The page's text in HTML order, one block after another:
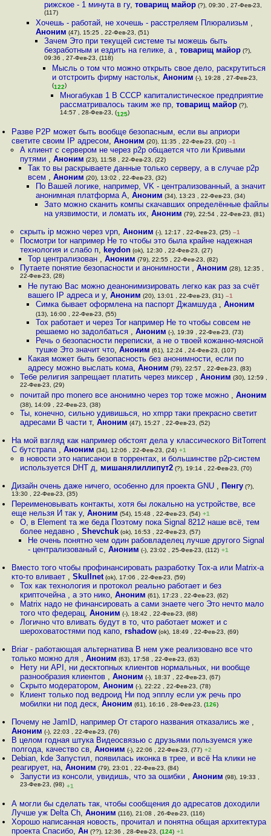
рижское - 1 минута в гу, товарищ майор(?), 09:30 , 27-Фев-23,
(117)
Хочешь - работай, не хочешь - расстреляем Плюрализьм ,
Аноним (47), 15:25 , 22-Фев-23, (51)
Зачем Это при текущей системе ты можешь быть
безработным и ездить на гелике, а , товарищ майор(?),
09:36 , 27-Фев-23, (118)
Мысль о том что можно открыть свое дело, раскрутиться
и отстроить фирму настольк, Аноним (-), 19:28 , 27-Фев-23,
(122)
Многабукав 1 В СССР капиталистическое предприятие
рассматривалось таким же пр,товарищ майор (?),
14:57 , 28-Фев-23, (125)
Разве P2P может быть вообще безопасным, если вы априори
светите своим IP адресом,Аноним (20), 11:35 , 22-Фев-23, (20) –1
А клиент с сервером не через p2p общается что ли Кривыми
путями , Аноним (23), 11:58 , 22-Фев-23, (22)
Так то вы раскрываете данные только серверу, а в случае p2p
всем , Аноним (20), 13:02 , 22-Фев-23, (32)
По Вашей логике, например, VK - централизованный, а значит
анонимная платформа А,Аноним (34), 13:23 , 22-Фев-23, (34)
Зато можно сканить компы скачавших определённые файлы
на уязвимости, и ломать их, Аноним (79), 22:54 , 22-Фев-23, (81)
скрыть ip можно через vpn, Аноним (-), 12:17 , 22-Фев-23, (25) –1
Посмотри tor например Не то чтобы это была крайне надежная
технология и слабо п, keydon(ok), 12:30 , 22-Фев-23, (27)
Тор централизован , Аноним (79), 22:55 , 22-Фев-23, (82)
Путаете понятие безопасности и анонимности , Аноним (28), 12:35 ,
22-Фев-23, (28)
Не путаю Вас можно деанонимизировать легко как раз за счёт
вашего IP адреса и у, Аноним (20), 13:01 , 22-Фев-23, (31) –1
Симка бывает оформлена на паспорт Джамшуда ,Аноним
(13), 16:00 , 22-Фев-23, (55)
Tox работает и через Tor например Не то чтобы совсем не
решаемо но задолбаться ,Аноним (-), 19:39 , 22-Фев-23, (73)
Речь о безопасности переписки, а не о твоей кожанно-мясной
тушке Это значит что,Аноним (61), 12:24 , 24-Фев-23, (107)
Какая может быть безопасность без анонимности, если по
адресу можно выслать кома, Аноним (79), 22:57 , 22-Фев-23, (83)
Тебе религия запрещает платить через миксер , Аноним (30), 12:59 ,
22-Фев-23, (29)
почитай про monero все анонимно через тор тоже можно , Аноним
(38), 14:09 , 22-Фев-23, (38)
Ты, конечно, сильно удивишься, но xmpp таки прекрасно светит
адресами В части т, Аноним (47), 15:27 , 22-Фев-23, (52)
На мой взгляд как например обстоят дела у классического BitTorrent
С бутстрапа ,Аноним (34), 12:06 , 22-Фев-23, (24) +1
в новости это написанои в торрентах, и большинстве p2p-систем
используется DHT д, мишанялиллипут2(?), 19:14 , 22-Фев-23, (70)
Дизайн очень даже ничего, особенно для проекта GNU , Пенгу (?),
13:30 , 22-Фев-23, (35)
Переименовывать контакты, хотя бы локально на устройстве, все
еще нельзя И так у,Аноним (54), 15:48 , 22-Фев-23, (54) +1
О, в Element та же беда Поэтому пока Signal 8212 наше всё, тем
более недавно , Shevchuk(ok), 16:53 , 22-Фев-23, (57)
Не очень понятно чем один рабовладелец лучше другого Signal
- централизованый с, Аноним (-), 23:02 , 25-Фев-23, (112) +1
Вместо того чтобы профинансировать разработку Tox-а или Matrix-а
кто-то вливает ,Skullnet (ok), 17:06 , 22-Фев-23, (59)
Tox как технология и протокол реально работает и без
крипточейна , а это нико, Аноним (61), 17:23 , 22-Фев-23, (62)
Matrix надо не финансировать а сами знаете чего Это нечто мало
того что федерац, Аноним (-), 18:42 , 22-Фев-23, (68)
Логично что вливать будут в то, что работает может и с
шероховатостями под капо, rshadow(ok), 18:49 , 22-Фев-23, (69)
Briar - работающая альтернатива В нем уже реализовано все что
только можно для ,Аноним (63), 17:58 , 22-Фев-23, (63)
Нету ни API, ни десктопных клиентов нормальных, ни вообще
разнообразия клиентов , Аноним (-), 18:37 , 22-Фев-23, (67)
Скрыто модератором, Аноним (-), 22:22 , 22-Фев-23, (78)
Клиент только под ведроид Ни под эпплу если уж речь про
мобилки ни под деск, Аноним (61), 16:16 , 28-Фев-23, (126)
Почему не JamID, например От старого названия отказались же ,
Аноним (-), 22:03 , 22-Фев-23, (76)
В целом годная штука Видеосвязью с друзьями пользуемся уже
полгода, качество св,Аноним (-), 22:06 , 22-Фев-23, (77) +2
Debian, kde Запустил, появилась иконка в трее, и всё На клики не
реагирует, на,Аноним (79), 23:01 , 22-Фев-23, (84)
Запусти из консоли, увидишь, что за ошибки , Аноним (98), 19:33 ,
23-Фев-23, (98) +1
А могли бы сделать так, чтобы сообщения до адресатов доходили
Лучше уж Delta Ch,Аноним (116), 21:08 , 26-Фев-23, (116)
Хорошо написанная новость, прочитал и понятна общая архитектура
проекта Спасибо,Ан (??), 12:36 , 28-Фев-23, (124) +1